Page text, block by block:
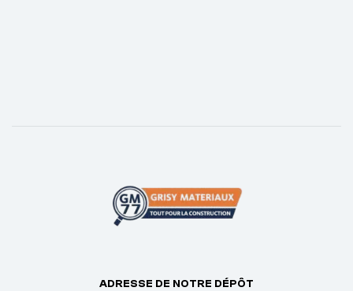
ADRESSE DE NOTRE DÉPÔT